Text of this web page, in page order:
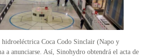
Coca Codo Sinclair (Napo y
a anunciarse. Así, Sinohydro obtendrá el acta de